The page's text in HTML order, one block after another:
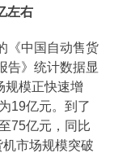
左右
《中国自动售货
告》统计数据显
规模正快速增
19亿元。到了
75亿元，同比
市场规模突破